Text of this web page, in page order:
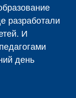
разработали
И
день